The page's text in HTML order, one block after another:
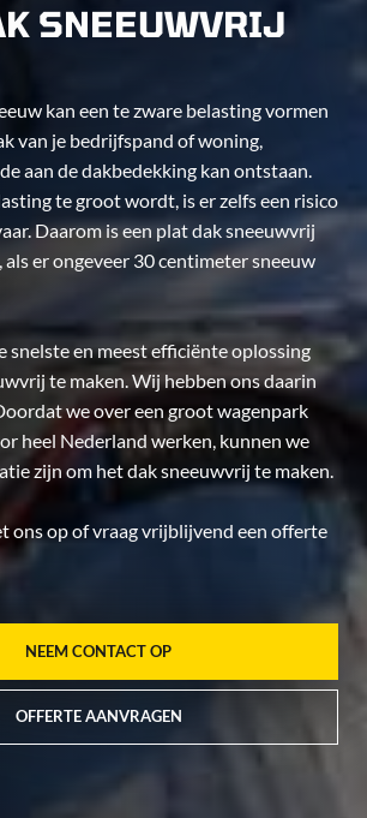
SNEEUWVRIJ
kan een te zware belasting vormen
van je bedrijfspand of woning,
aan de dakbedekking kan ontstaan.
te groot wordt, is er zelfs een risico
Daarom is een plat dak sneeuwvrij
als er ongeveer 30 centimeter sneeuw
snelste en meest efficiënte oplossing
te maken. Wij hebben ons daarin
we over een groot wagenpark
heel Nederland werken, kunnen we
zijn om het dak sneeuwvrij te maken.
ons op of vraag vrijblijvend een offerte
NEEM CONTACT OP
OFFERTE AANVRAGEN